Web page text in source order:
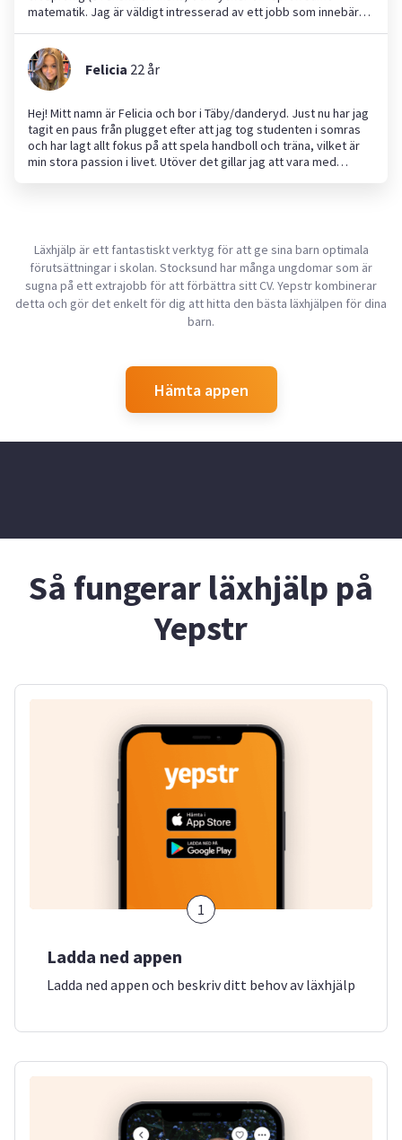
matematik. Jag är väldigt intresserad av ett jobb som innebär
personliga mål är att få värdefull arbetslivserfarenhet. Jag är väl
förberedd att ge bra service, efter att ha jobbat mycket som
barnvakt och tränare inom olika sporter. Som barnvakt och
tränare är jag engagerad, lyhörd och en riktig glädjespridare.
Denna mentalitet tar jag med mig till mina framtida jobb. Jag ser
fram emot att berätta mer om mig själv och varför just du ska
anlita mig!
Felicia 22år
Hej! Mitt namn är Felicia och bor i Täby/danderyd. Just nu har jag
tagit en paus från plugget efter att jag tog studenten i somras
och har lagt allt fokus på att spela handboll och träna, vilket är
min stora passion i livet. Utöver det gillar jag att vara med
flexibelt då jag tränar mycket och ofta åker iväg på helgerna.
Läxhjälp är ett fantastiskt verktyg för att ge sina barn optimala
förutsättningar i skolan. Stocksund har många ungdomar som är
sugna på ett extrajobb för att förbättra sitt CV. Yepstr kombinerar
detta och gör det enkelt för dig att hitta den bästa läxhjälpen för dina
barn.
Hämta appen
Så fungerar läxhjälp på
Yepstr
1
Ladda ned appen
Ladda ned appen och beskriv ditt behov av läxhjälp